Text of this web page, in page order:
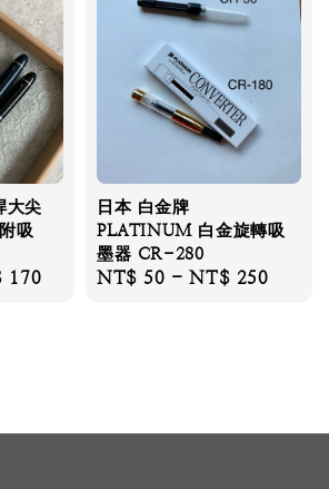
大尖
吸
170
日本 白金牌
PLATINUM 白金旋轉吸
墨器 CR-280
Regular
NT$ 50 -NT$ 250